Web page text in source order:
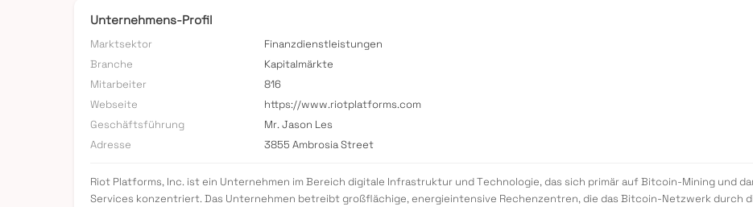
Unternehmens-Profil
Marktsektor
Finanzdienstleistungen
Branche
Kapitalmärkte
Mitarbeiter
816
Webseite
https://www.riotplatforms.com
Geschäftsführung
Mr. Jason Les
Adresse
3855 Ambrosia Street
Riot Platforms, Inc. ist ein Unternehmen im Bereich digitale Infrastruktur und Technologie, das sich primär auf Bitcoin-Mining und
Services konzentriert. Das Unternehmen betreibt großflächige, energieintensive Rechenzentren, die das Bitcoin-Netzwerk durch